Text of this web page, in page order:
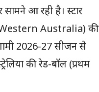
आ रही है। स्टार
(Western Australia) की
2026-27 सीजन से
की रेड-बॉल (प्रथम